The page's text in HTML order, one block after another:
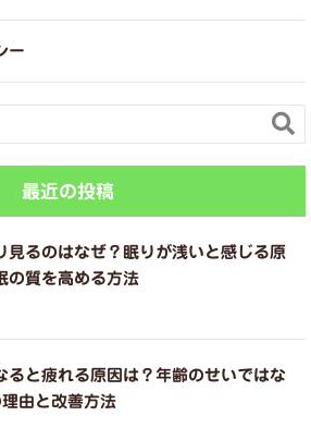
ー

最近の投稿
見るのはなぜ？眠りが浅いと感じる原
の質を高める方法
ると疲れる原因は？年齢のせいではな
由と改善方法